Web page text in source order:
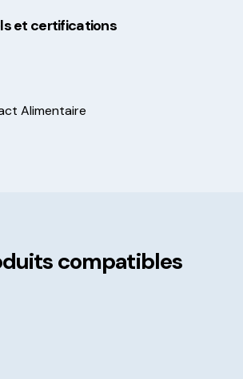
et certifications
Alimentaire
compatibles